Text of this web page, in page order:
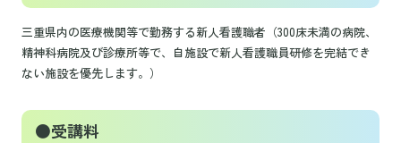
三重県内の医療機関等で勤務する新人看護職者（300床未満の病院、
精神科病院及び診療所等で、自施設で新人看護職員研修を完結でき
ない施設を優先します。）
●受講料